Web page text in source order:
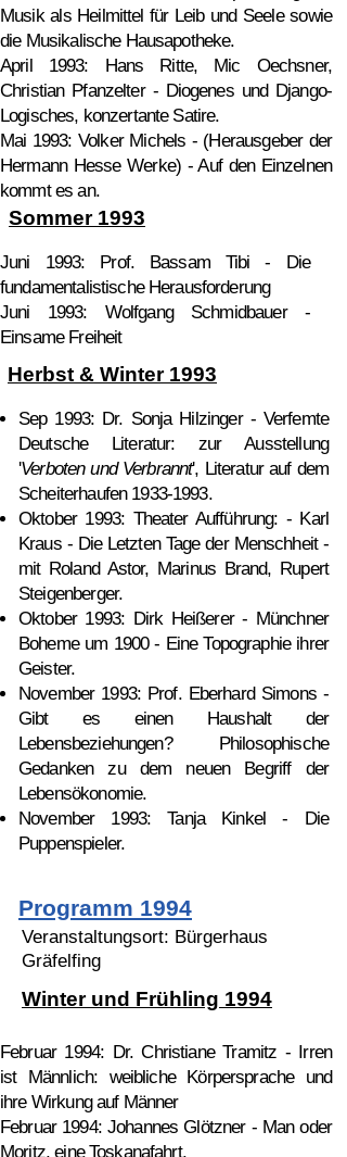
Musik als Heilmittel für Leib und Seele sowie
die Musikalische Hausapotheke.
April 1993: Hans Ritte, Mic Oechsner,
Christian Pfanzelter - Diogenes und Django-
Logisches, konzertante Satire.
Mai 1993: Volker Michels - (Herausgeber der
Hermann Hesse Werke) - Auf den Einzelnen
kommt es an.
Sommer 1993
Juni 1993: Prof. Bassam Tibi - Die
fundamentalistische Herausforderung
Juni 1993: Wolfgang Schmidbauer -
Einsame Freiheit
Herbst & Winter 1993
Sep 1993: Dr. Sonja Hilzinger - Verfemte
Deutsche Literatur: zur Ausstellung
'Verboten und Verbrannt', Literatur auf dem
Scheiterhaufen 1933-1993.
Oktober 1993: Theater Aufführung: - Karl
Kraus - Die Letzten Tage der Menschheit -
mit Roland Astor, Marinus Brand, Rupert
Steigenberger.
Oktober 1993: Dirk Heißerer - Münchner
Boheme um 1900 - Eine Topographie ihrer
Geister.
November 1993: Prof. Eberhard Simons -
Gibt es einen Haushalt der
Lebensbeziehungen? Philosophische
Gedanken zu dem neuen Begriff der
Lebensökonomie.
November 1993: Tanja Kinkel - Die
Puppenspieler.
Programm 1994
Veranstaltungsort: Bürgerhaus
Gräfelfing
Winter und Frühling 1994
Februar 1994: Dr. Christiane Tramitz - Irren
ist Männlich: weibliche Körpersprache und
ihre Wirkung auf Männer
Februar 1994: Johannes Glötzner - Man oder
Moritz, eine Toskanafahrt.